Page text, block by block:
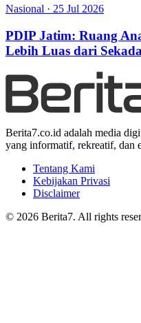
Nasional · 25 Jul 2026
PDIP Jatim: Ruang
Lebih Luas dari
Berita7.co.id adalah media
yang informatif, rekreatif, dan
Tentang Kami
Kebijakan Privasi
Disclaimer
© 2026 Berita7. All rights